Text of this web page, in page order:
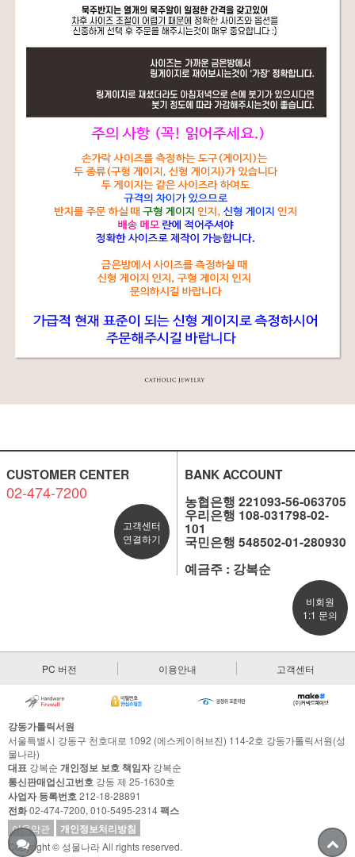
CUSTOMER CENTER
02-474-7200
고객센터
연결하기
BANK ACCOUNT
농협은행 221093-56-063705
우리은행 108-031798-02-
101
국민은행 548502-01-280930
예금주 : 강복순
비회원
1:1 문의
PC 버전 이용안내 고객센터
강동가톨릭서원
서울특별시 강동구 천호대로 1092 (에스케이허브진) 114-2호 강동가톨릭서원(성
물나라)
대표 강복순 개인정보 보호 책임자강복순
통신판매업신고번호 강동 제 25-1630호
사업자 등록번호212-18-28891
전화02-474-7200, 010-5495-2314팩스
이용약관 개인정보처리방침
Copyright © 성물나라 All rights reserved.